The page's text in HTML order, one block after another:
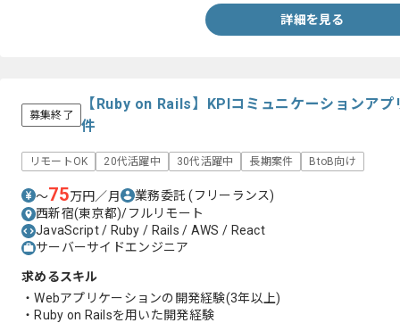
詳細を見る
募集終了
【Ruby on Rails】KPIコミュニケーションア
件
リモートOK 20代活躍中 30代活躍中 長期案件 BtoB向け
〜75万円／月 業務委託(フリーランス)
西新宿(東京都)/フルリモート
JavaScript / Ruby / Rails / AWS / React
サーバーサイドエンジニア
求めるスキル
・Webアプリケーションの開発経験(3年以上)
・Ruby on Railsを用いた開発経験